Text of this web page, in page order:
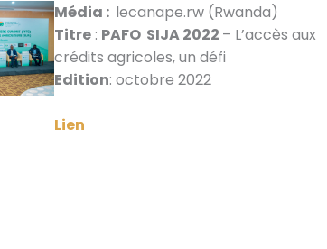
Média : lecanape.rw (Rwanda)
Titre: PAFO SIJA 2022 – L’accès aux
crédits agricoles, un défi
Edition: octobre 2022
Lien